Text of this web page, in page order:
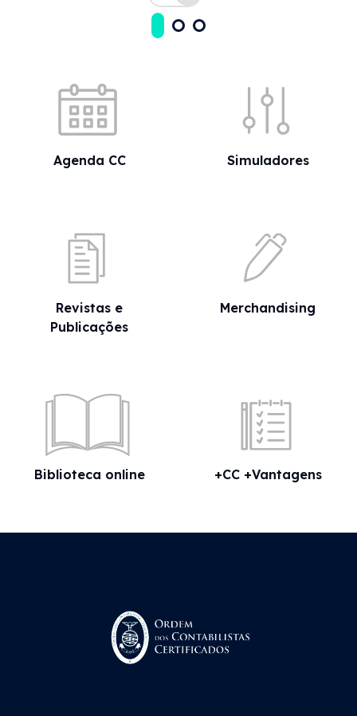
Agenda CC Simuladores
Revistas e
Publicações
Merchandising
Biblioteca online +CC +Vantagens